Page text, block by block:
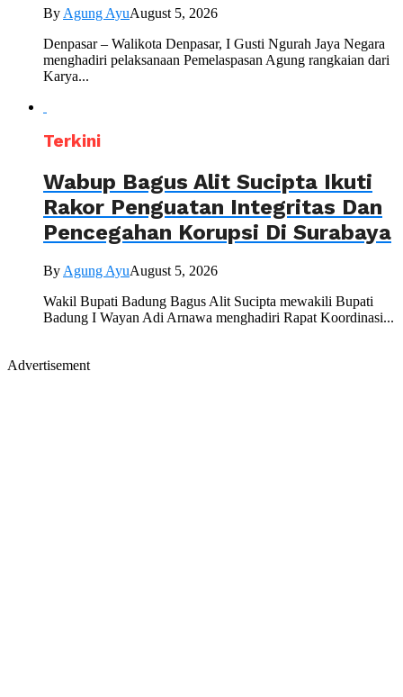
By Agung AyuAugust 5, 2026
Denpasar – Walikota Denpasar, I Gusti Ngurah Jaya Negara
menghadiri pelaksanaan Pemelaspasan Agung rangkaian dari
Karya...
Terkini
Wabup Bagus Alit Sucipta Ikuti
Rakor Penguatan Integritas Dan
Pencegahan Korupsi Di Surabaya
By Agung AyuAugust 5, 2026
Wakil Bupati Badung Bagus Alit Sucipta mewakili Bupati
Badung I Wayan Adi Arnawa menghadiri Rapat Koordinasi...
Advertisement